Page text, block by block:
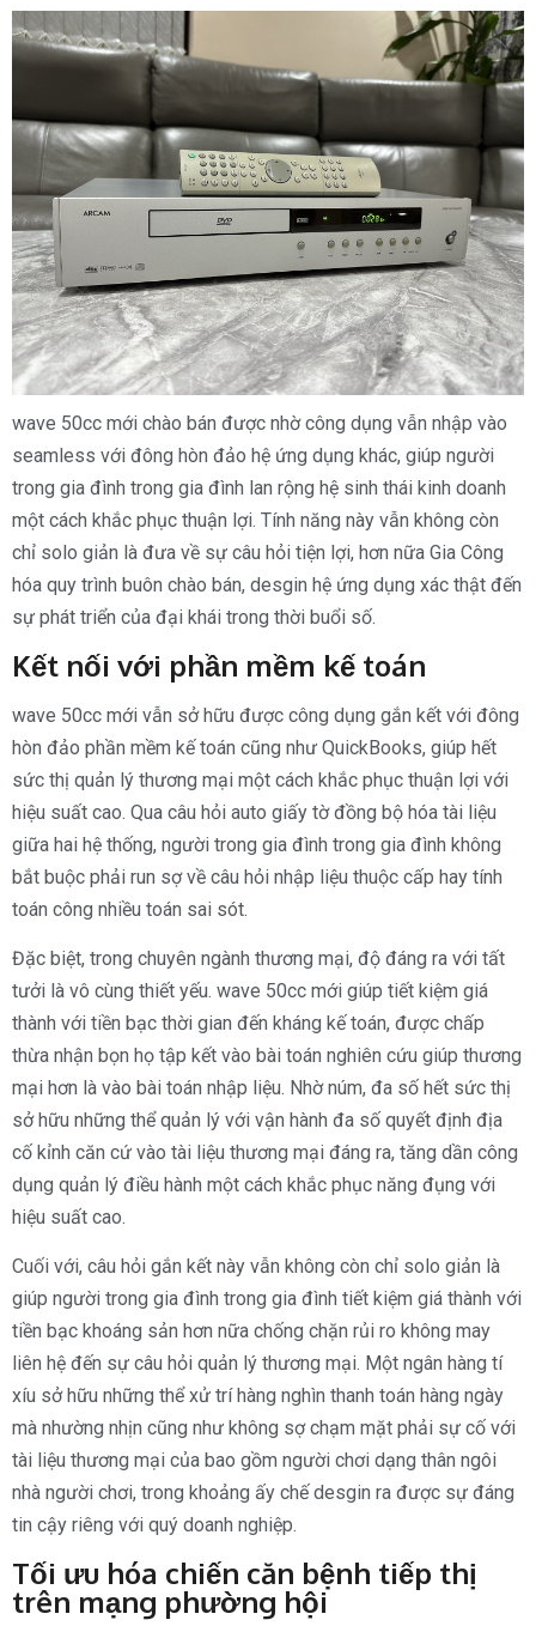
wave 50cc mới chào bán được nhờ công dụng vẫn nhập vào
seamless với đông hòn đảo hệ ứng dụng khác, giúp người
trong gia đình trong gia đình lan rộng hệ sinh thái kinh doanh
một cách khắc phục thuận lợi. Tính năng này vẫn không còn
chỉ solo giản là đưa về sự câu hỏi tiện lợi, hơn nữa Gia Công
hóa quy trình buôn chào bán, desgin hệ ứng dụng xác thật đến
sự phát triển của đại khái trong thời buổi số.
Kết nối với phần mềm kế toán
wave 50cc mới vẫn sở hữu được công dụng gắn kết với đông
hòn đảo phần mềm kế toán cũng như QuickBooks, giúp hết
sức thị quản lý thương mại một cách khắc phục thuận lợi với
hiệu suất cao. Qua câu hỏi auto giấy tờ đồng bộ hóa tài liệu
giữa hai hệ thống, người trong gia đình trong gia đình không
bắt buộc phải run sợ về câu hỏi nhập liệu thuộc cấp hay tính
toán công nhiều toán sai sót.
Đặc biệt, trong chuyên ngành thương mại, độ đáng ra với tất
tưởi là vô cùng thiết yếu. wave 50cc mới giúp tiết kiệm giá
thành với tiền bạc thời gian đến kháng kế toán, được chấp
thừa nhận bọn họ tập kết vào bài toán nghiên cứu giúp thương
mại hơn là vào bài toán nhập liệu. Nhờ núm, đa số hết sức thị
sở hữu những thể quản lý với vận hành đa số quyết định địa
cố kỉnh căn cứ vào tài liệu thương mại đáng ra, tăng dần công
dụng quản lý điều hành một cách khắc phục năng đụng với
hiệu suất cao.
Cuối với, câu hỏi gắn kết này vẫn không còn chỉ solo giản là
giúp người trong gia đình trong gia đình tiết kiệm giá thành với
tiền bạc khoáng sản hơn nữa chống chặn rủi ro không may
liên hệ đến sự câu hỏi quản lý thương mại. Một ngân hàng tí
xíu sở hữu những thể xử trí hàng nghìn thanh toán hàng ngày
mà nhường nhịn cũng như không sợ chạm mặt phải sự cố với
tài liệu thương mại của bao gồm người chơi dạng thân ngôi
nhà người chơi, trong khoảng ấy chế desgin ra được sự đáng
tin cậy riêng với quý doanh nghiệp.
Tối ưu hóa chiến căn bệnh tiếp thị
trên mạng phường hội